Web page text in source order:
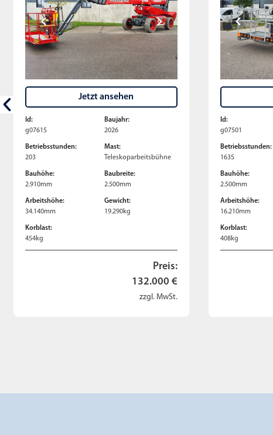
Jetzt ansehen
Id:
g07615
Baujahr:
2026
Betriebsstunden:
203
Mast:
Teleskoparbeitsbühne
Bauhöhe:
2.910mm
Baubreite:
2.500mm
Arbeitshöhe:
34.140mm
Gewicht:
19.290kg
Korblast:
454kg
Preis:
132.000 €
zzgl. MwSt.
Id:
g07501
Betriebsstunden:
1635
Bauhöhe:
2.500mm
Arbeitshöhe:
16.210mm
Korblast:
408kg